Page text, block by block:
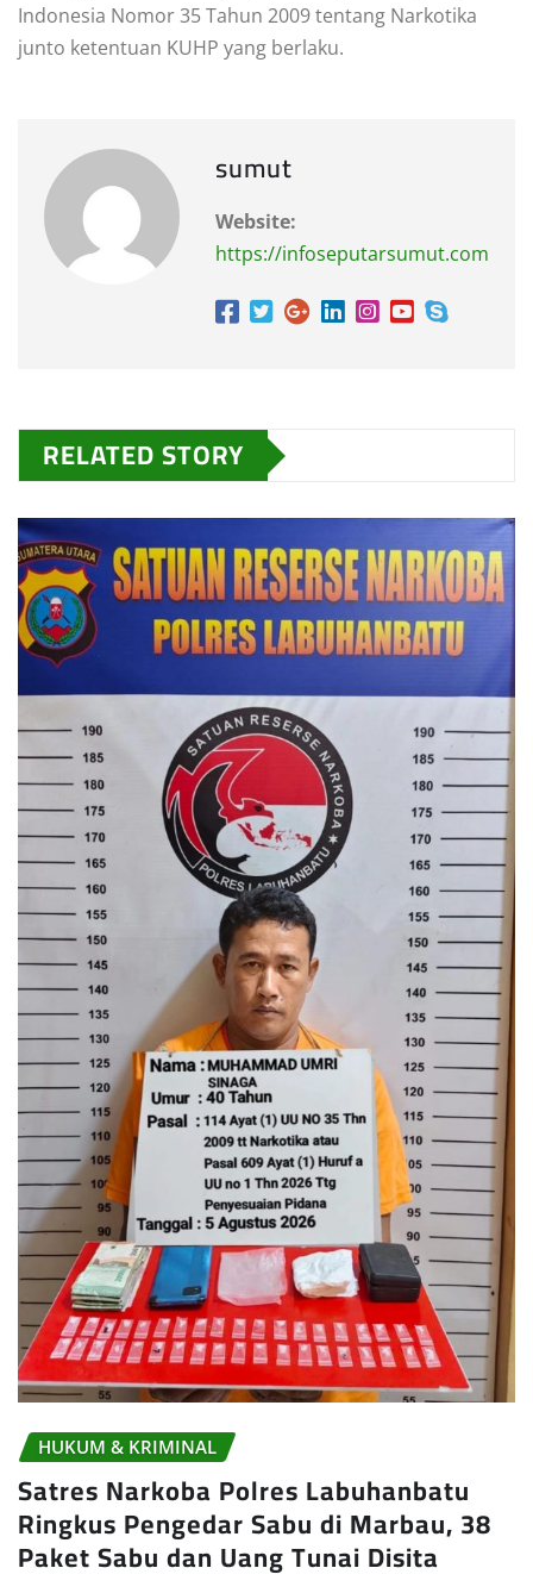
Indonesia Nomor 35 Tahun 2009 tentang Narkotika
junto ketentuan KUHP yang berlaku.
sumut
Website:
https://infoseputarsumut.com
RELATED STORY
HUKUM & KRIMINAL
Satres Narkoba Polres Labuhanbatu
Ringkus Pengedar Sabu di Marbau, 38
Paket Sabu dan Uang Tunai Disita